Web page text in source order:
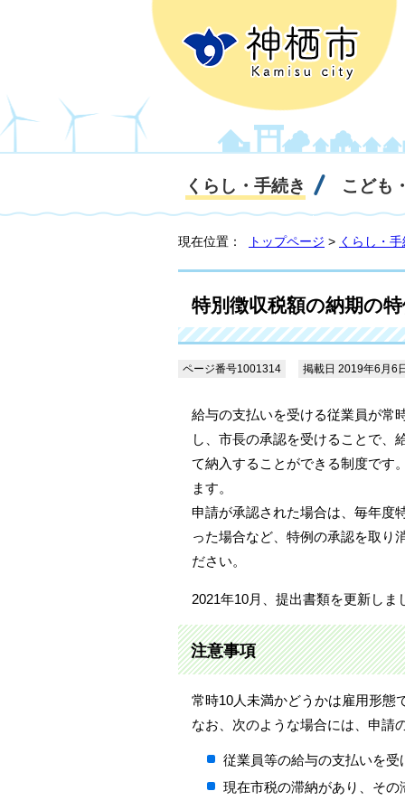
くらし・手続き こども
現在位置： トップページ > くらし・
特別徴収税額の納期の
ページ番号1001314 掲載日 2019年6月6
給与の支払いを受ける従業員が常
し、市長の承認を受けることで、
て納入することができる制度です
ます。
申請が承認された場合は、毎年度
った場合など、特例の承認を取り
ださい。
2021年10月、提出書類を更新しま
注意事項
常時10人未満かどうかは雇用形態
なお、次のような場合には、申請
従業員等の給与の支払いを
現在市税の滞納があり、そ